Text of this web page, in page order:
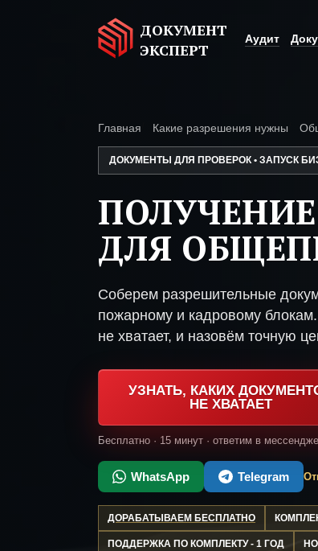
ДОКУМЕНТ
ЭКСПЕРТ
Аудит
Главная Какие разрешения нужны
ДОКУМЕНТЫ ДЛЯ ПРОВЕРОК • ЗАПУСК
ДЛЯ
Соберем разрешительные
пожарному и кадровому
не хватает, и назовём точную
УЗНАТЬ, КАКИХ
НЕ ХВАТАЕТ
Бесплатно · 15 минут · ответим в
WhatsApp Telegram
ДОРАБАТЫВАЕМ БЕСПЛАТНО
ПОДДЕРЖКА ПО КОМПЛЕКТУ - 1 ГОД